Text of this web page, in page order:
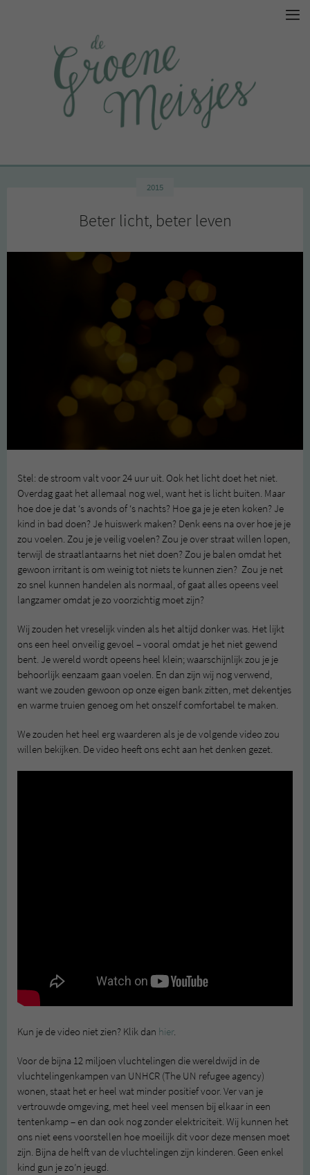
2015
Beter licht, beter leven
Stel: de stroom valt voor 24 uur uit. Ook het licht doet het niet.
Overdag gaat het allemaal nog wel, want het is licht buiten. Maar
hoe doe je dat ‘s avonds of ‘s nachts? Hoe ga je je eten koken? Je
kind in bad doen? Je huiswerk maken? Denk eens na over hoe je je
zou voelen. Zou je je veilig voelen? Zou je over straat willen lopen,
terwijl de straatlantaarns het niet doen? Zou je balen omdat het
gewoon irritant is om weinig tot niets te kunnen zien? Zou je net
zo snel kunnen handelen als normaal, of gaat alles opeens veel
langzamer omdat je zo voorzichtig moet zijn?
Wij zouden het vreselijk vinden als het altijd donker was. Het lijkt
ons een heel onveilig gevoel – vooral omdat je het niet gewend
bent. Je wereld wordt opeens heel klein; waarschijnlijk zou je je
behoorlijk eenzaam gaan voelen. En dan zijn wij nog verwend,
want we zouden gewoon op onze eigen bank zitten, met dekentjes
en warme truien genoeg om het onszelf comfortabel te maken.
We zouden het heel erg waarderen als je de volgende video zou
willen bekijken. De video heeft ons echt aan het denken gezet.
Kun je de video niet zien? Klik dan hier.
Voor de bijna 12 miljoen vluchtelingen die wereldwijd in de
vluchtelingenkampen van UNHCR (The UN refugee agency)
wonen, staat het er heel wat minder positief voor. Ver van je
vertrouwde omgeving, met heel veel mensen bij elkaar in een
tentenkamp – en dan ook nog zonder elektriciteit. Wij kunnen het
ons niet eens voorstellen hoe moeilijk dit voor deze mensen moet
zijn. Bijna de helft van de vluchtelingen zijn kinderen. Geen enkel
kind gun je zo’n jeugd.